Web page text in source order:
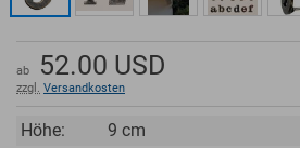
ab 52.00 USD
zzgl. Versandkosten
Höhe:
9 cm